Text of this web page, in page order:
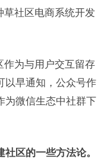
草社区电商系统开发
作为与用户交互留存
以早通知，公众号作
为微信生态中社群下
区的一些方法论。